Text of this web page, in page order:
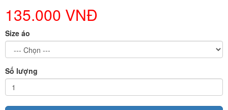
135.000 VNĐ
Size áo
Số lượng